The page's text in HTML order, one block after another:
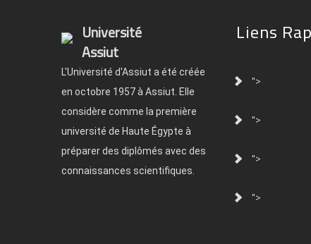
Université
Assiut
L'Université d'Assiut a été créée
en octobre 1957 à Assiut. Elle
considère comme la première
université de Haute Égypte à
préparer des diplômés avec des
connaissances scientifiques.
Liens
">
">
">
">